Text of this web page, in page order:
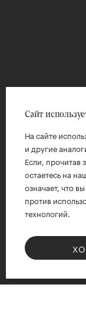
Сайт
На сайте
и другие
Если, прочитав
остаетесь на
означает, что
против
технологий.